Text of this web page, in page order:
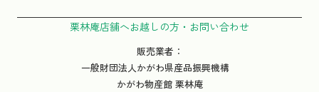
栗林庵店舗へお越しの方・お問い合わせ
販売業者：
一般財団法人かがわ県産品振興機構
かがわ物産館 栗林庵